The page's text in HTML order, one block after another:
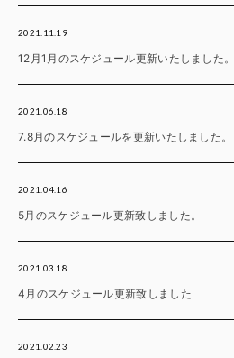
2021.11.19
12月1月のスケジュール更新いたしました。
2021.06.18
7.8月のスケジュールを更新いたしました。
2021.04.16
5月のスケジュール更新致しました。
2021.03.18
4月のスケジュール更新致しました
2021.02.23